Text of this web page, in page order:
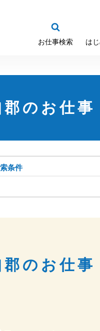
お仕事検索 は
のお仕事
条件
のお仕事